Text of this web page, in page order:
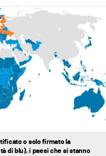
o solo firmato la
di blu), i paesi che si stanno